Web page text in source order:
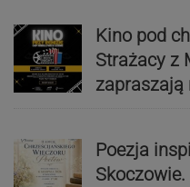
Kino pod
Strażacy z
zapraszają
Poezja